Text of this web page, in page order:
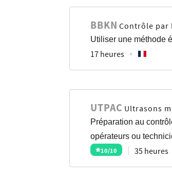
BBKN Contrôle par
Utiliser une méthode
17 heures
UTPAC Ultrasons
Préparation au
opérateurs ou
10/10 35 heures